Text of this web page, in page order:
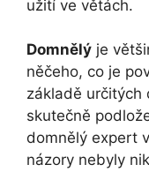
užití ve větách.
Domnělý je
něčeho, co je
základě určitých
skutečně
domnělý expert
názory nebyly